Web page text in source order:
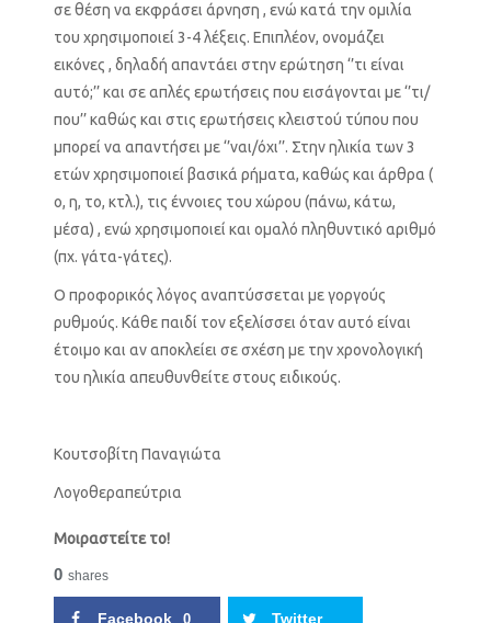
σε θέση να εκφράσει άρνηση , ενώ κατά την ομιλία
του χρησιμοποιεί 3-4 λέξεις. Επιπλέον, ονομάζει
εικόνες , δηλαδή απαντάει στην ερώτηση ‘’τι είναι
αυτό;’’ και σε απλές ερωτήσεις που εισάγονται με ‘’τι/
που’’ καθώς και στις ερωτήσεις κλειστού τύπου που
μπορεί να απαντήσει με ‘’ναι/όχι’’. Στην ηλικία των 3
ετών χρησιμοποιεί βασικά ρήματα, καθώς και άρθρα (
ο, η, το, κτλ.), τις έννοιες του χώρου (πάνω, κάτω,
μέσα) , ενώ χρησιμοποιεί και ομαλό πληθυντικό αριθμό
(πχ. γάτα-γάτες).
Ο προφορικός λόγος αναπτύσσεται με γοργούς
ρυθμούς. Κάθε παιδί τον εξελίσσει όταν αυτό είναι
έτοιμο και αν αποκλείει σε σχέση με την χρονολογική
του ηλικία απευθυνθείτε στους ειδικούς.
Κουτσοβίτη Παναγιώτα
Λογοθεραπεύτρια
Μοιραστείτε το!
0 shares
Facebook 0 Twitter